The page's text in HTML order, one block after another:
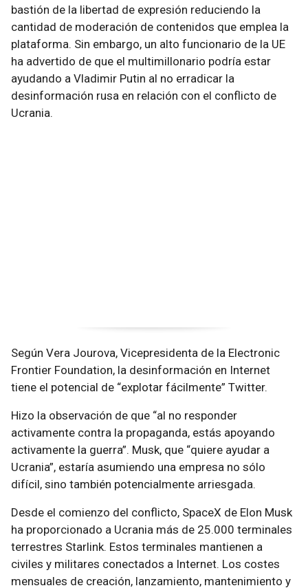
bastión de la libertad de expresión reduciendo la
cantidad de moderación de contenidos que emplea la
plataforma. Sin embargo, un alto funcionario de la UE
ha advertido de que el multimillonario podría estar
ayudando a Vladimir Putin al no erradicar la
desinformación rusa en relación con el conflicto de
Ucrania.
Según Vera Jourova, Vicepresidenta de la Electronic
Frontier Foundation, la desinformación en Internet
tiene el potencial de “explotar fácilmente” Twitter.
Hizo la observación de que “al no responder
activamente contra la propaganda, estás apoyando
activamente la guerra”. Musk, que “quiere ayudar a
Ucrania”, estaría asumiendo una empresa no sólo
difícil, sino también potencialmente arriesgada.
Desde el comienzo del conflicto, SpaceX de Elon Musk
ha proporcionado a Ucrania más de 25.000 terminales
terrestres Starlink. Estos terminales mantienen a
civiles y militares conectados a Internet. Los costes
mensuales de creación, lanzamiento, mantenimiento y